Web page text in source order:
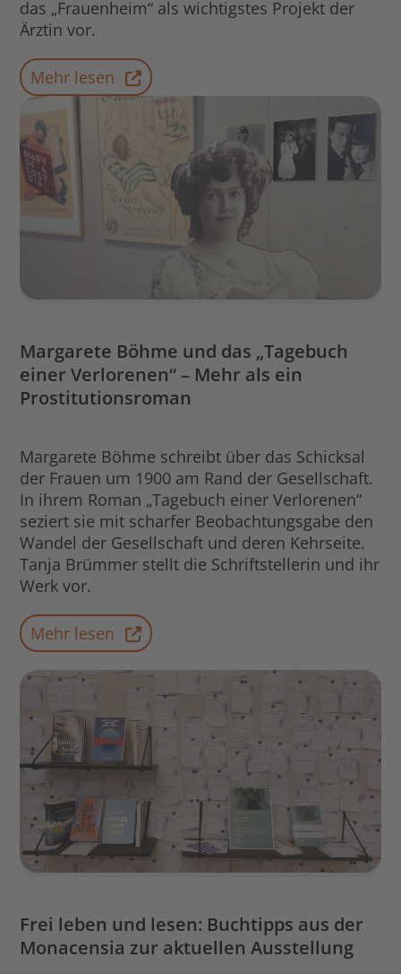
das „Frauenheim“ als wichtigstes Projekt der
Ärztin vor.
Mehr lesen
Margarete Böhme und das „Tagebuch
einer Verlorenen“ – Mehr als ein
Prostitutionsroman
Margarete Böhme schreibt über das Schicksal
der Frauen um 1900 am Rand der Gesellschaft.
In ihrem Roman „Tagebuch einer Verlorenen“
seziert sie mit scharfer Beobachtungsgabe den
Wandel der Gesellschaft und deren Kehrseite.
Tanja Brümmer stellt die Schriftstellerin und ihr
Werk vor.
Mehr lesen
Frei leben und lesen: Buchtipps aus der
Monacensia zur aktuellen Ausstellung